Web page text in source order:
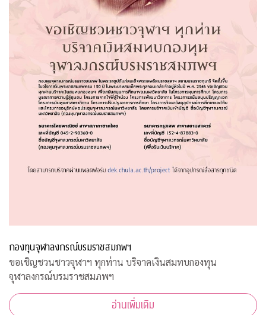
กองทุนจุฬาลงกรณ์บรมราชสมภพฯ
ขอเชิญชวนชาวจุฬาฯ ทุกท่าน บริจาคเงินสมทบกองทุน
จุฬาลงกรณ์บรมราชสมภพฯ
อ่านเพิ่มเติม